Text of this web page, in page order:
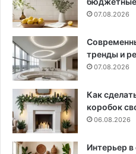
07.08.2026
тренды и
07.08.2026
Как
коробок
06.08.2026
Интерьер в